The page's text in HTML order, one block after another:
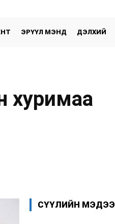
ЭРҮҮЛ МЭНД ДЭЛХИЙ
хуримаа
СҮҮЛИЙН МЭДЭЭ